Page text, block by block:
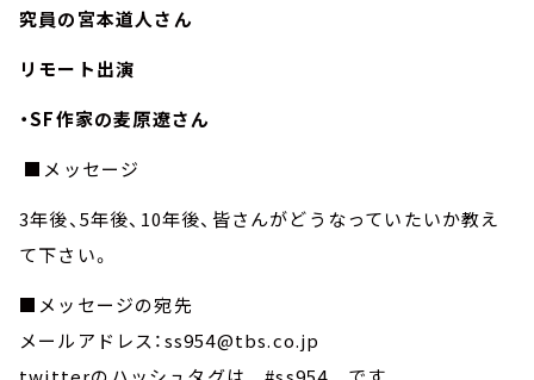
究員の宮本道人さん
リモート出演
・SF作家の麦原遼さん
■メッセージ
3年後、5年後、10年後、皆さんがどうなっていたいか教え
て下さい。
■メッセージの宛先
メールアドレス：ss954@tbs.co.jp